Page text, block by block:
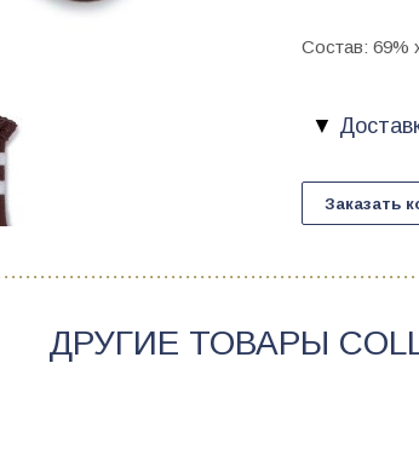
Состав: 69%
Заказать
ДРУГИЕ ТОВАРЫ